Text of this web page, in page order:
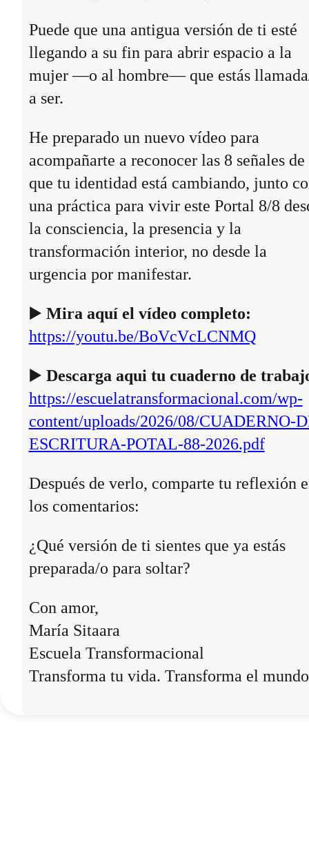
Puede que una antigua versión de ti esté
llegando a su fin para abrir espacio a la
mujer —o al hombre— que estás
a ser.
He preparado un nuevo vídeo para
acompañarte a reconocer las 8 señales de
que tu identidad está cambiando, junto
una práctica para vivir este Portal 8/8
la consciencia, la presencia y la
transformación interior, no desde la
urgencia por manifestar.
▶️ Mira aquí el vídeo completo:
https://youtu.be/BoVcVcLCNMQ
▶️ Descarga aqui tu cuaderno de
https://escuelatransformacional.com/wp-
content/uploads/2026/08/CUADERNO-
ESCRITURA-POTAL-88-2026.pdf
Después de verlo, comparte tu reflexión
los comentarios:
¿Qué versión de ti sientes que ya estás
preparada/o para soltar?
Con amor,
María Sitaara
Escuela Transformacional
Transforma tu vida. Transforma el